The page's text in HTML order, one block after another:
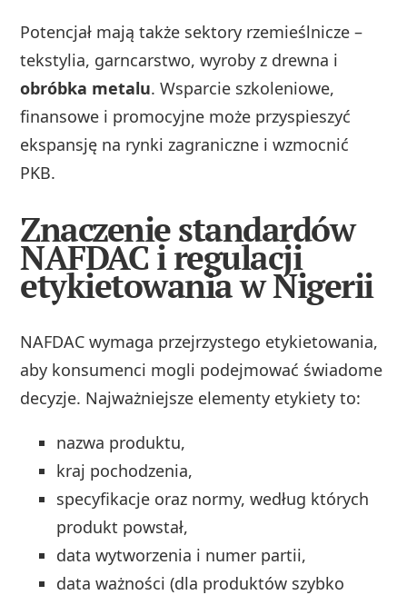
Potencjał mają także sektory rzemieślnicze –
tekstylia, garncarstwo, wyroby z drewna i
obróbka metalu. Wsparcie szkoleniowe,
finansowe i promocyjne może przyspieszyć
ekspansję na rynki zagraniczne i wzmocnić
PKB.
Znaczenie standardów
NAFDAC i regulacji
etykietowania w Nigerii
NAFDAC wymaga przejrzystego etykietowania,
aby konsumenci mogli podejmować świadome
decyzje. Najważniejsze elementy etykiety to:
nazwa produktu,
kraj pochodzenia,
specyfikacje oraz normy, według których
produkt powstał,
data wytworzenia i numer partii,
data ważności (dla produktów szybko